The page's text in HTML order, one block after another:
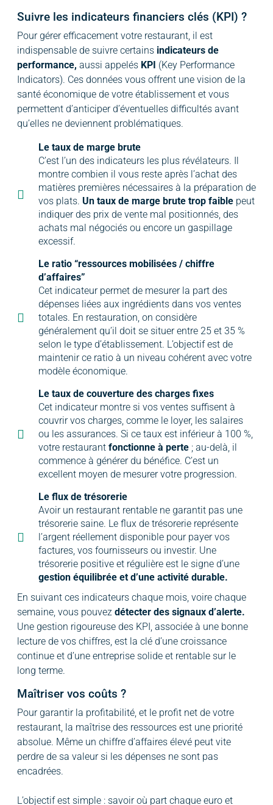
Suivre les indicateurs financiers clés (KPI) ?
Pour gérer efficacement votre restaurant, il est
indispensable de suivre certains indicateurs de
performance, aussi appelés KPI (Key Performance
Indicators). Ces données vous offrent une vision de la
santé économique de votre établissement et vous
permettent d’anticiper d’éventuelles difficultés avant
qu’elles ne deviennent problématiques.
Le taux de marge brute
C’est l’un des indicateurs les plus révélateurs. Il
montre combien il vous reste après l’achat des
matières premières nécessaires à la préparation de
vos plats. Un taux de marge brute trop faible peut
indiquer des prix de vente mal positionnés, des
achats mal négociés ou encore un gaspillage
excessif.
Le ratio “ressources mobilisées / chiffre
d’affaires”
Cet indicateur permet de mesurer la part des
dépenses liées aux ingrédients dans vos ventes
totales. En restauration, on considère
généralement qu’il doit se situer entre 25 et 35 %
selon le type d’établissement. L’objectif est de
maintenir ce ratio à un niveau cohérent avec votre
modèle économique.
Le taux de couverture des charges fixes
Cet indicateur montre si vos ventes suffisent à
couvrir vos charges, comme le loyer, les salaires
ou les assurances. Si ce taux est inférieur à 100 %,
votre restaurant fonctionne à perte ; au-delà, il
commence à générer du bénéfice. C’est un
excellent moyen de mesurer votre progression.
Le flux de trésorerie
Avoir un restaurant rentable ne garantit pas une
trésorerie saine. Le flux de trésorerie représente
l’argent réellement disponible pour payer vos
factures, vos fournisseurs ou investir. Une
trésorerie positive et régulière est le signe d’une
gestion équilibrée et d’une activité durable.
En suivant ces indicateurs chaque mois, voire chaque
semaine, vous pouvez détecter des signaux d’alerte.
Une gestion rigoureuse des KPI, associée à une bonne
lecture de vos chiffres, est la clé d’une croissance
continue et d’une entreprise solide et rentable sur le
long terme.
Maîtriser vos coûts ?
Pour garantir la profitabilité, et le profit net de votre
restaurant, la maîtrise des ressources est une priorité
absolue. Même un chiffre d’affaires élevé peut vite
perdre de sa valeur si les dépenses ne sont pas
encadrées.
L’objectif est simple : savoir où part chaque euro et